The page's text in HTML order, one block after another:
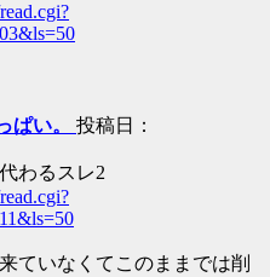
ぱい。 投稿日：
わるスレ2
ていなくてこのままでは削